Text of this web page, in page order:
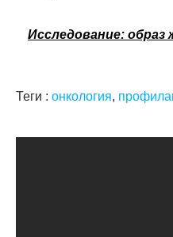
Исследование: образ
Теги : онкология,